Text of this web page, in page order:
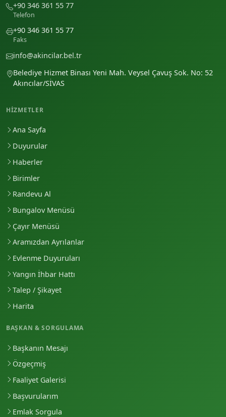
+90 346 361 55 77
Telefon
+90 346 361 55 77
Faks
info@akincilar.bel.tr
Belediye Hizmet Binası Yeni Mah. Veysel Çavuş Sok. No: 52
Akıncılar/SİVAS
HIZMETLER
Ana Sayfa
Duyurular
Haberler
Birimler
Randevu Al
Bungalov Menüsü
Çayır Menüsü
Aramızdan Ayrılanlar
Evlenme Duyuruları
Yangın İhbar Hattı
Talep / Şikayet
Harita
BAŞKAN & SORGULAMA
Başkanın Mesajı
Özgeçmiş
Faaliyet Galerisi
Başvurularım
Emlak Sorgula